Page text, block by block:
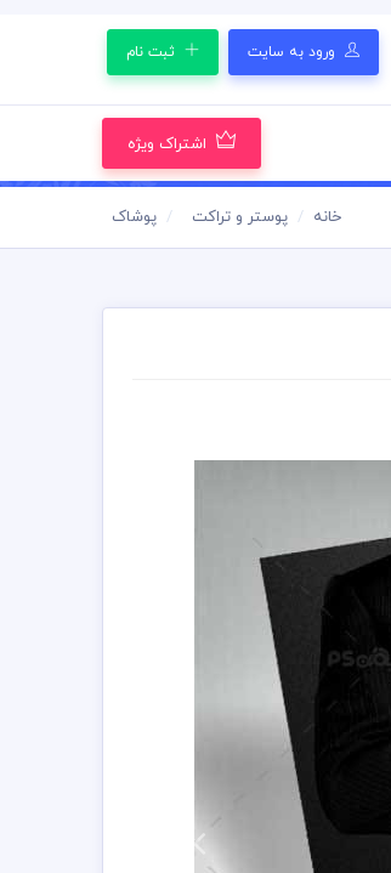
ورود به سایت ثبت نام
اشتراک ویژه
خانه پوستر و تراکت پوشاک